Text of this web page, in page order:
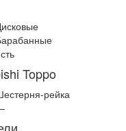
Toppo
рейка